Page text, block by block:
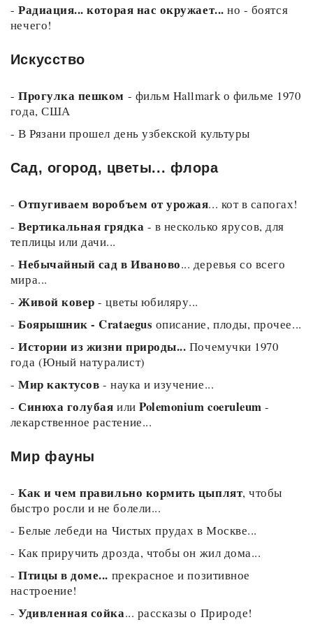
- Радиация... которая нас окружает... но - боятся
нечего!
Искусство
- Прогулка пешком - фильм Hallmark о фильме 1970
года, США
- В Рязани прошел день узбекской культуры
Сад, огород, цветы... флора
- Отпугиваем воробъем от урожая... кот в сапогах!
- Вертикальная грядка - в несколько ярусов, для
теплицы или дачи...
- Небычайный сад в Иваново... деревья со всего
мира...
- Живой ковер - цветы юбиляру...
- Боярышник - Crataegus описание, плоды, прочее...
- Истории из жизни природы... Почемучки 1970
года (Юный натуралист)
- Мир кактусов - наука и изучение...
- Синюха голубая илиPolemonium coeruleum -
лекарственное растение...
Мир фауны
- Как и чем правильно кормить цыплят, чтобы
быстро росли и не болели...
- Белые лебеди на Чистых прудах в Москве...
- Как приручить дрозда, чтобы он жил дома...
- Птицы в доме... прекрасное и позитивное
настроение!
- Удивленная сойка... рассказы о Природе!